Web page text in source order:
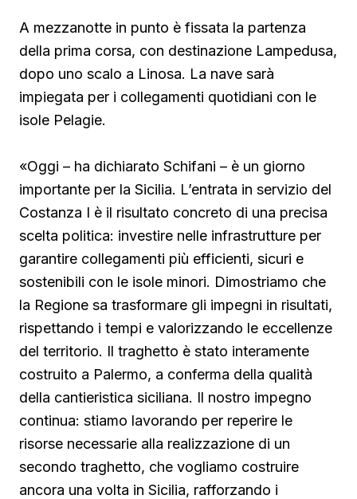
A mezzanotte in punto è fissata la partenza
della prima corsa, con destinazione Lampedusa,
dopo uno scalo a Linosa. La nave sarà
impiegata per i collegamenti quotidiani con le
isole Pelagie.
«Oggi – ha dichiarato Schifani – è un giorno
importante per la Sicilia. L’entrata in servizio del
Costanza I è il risultato concreto di una precisa
scelta politica: investire nelle infrastrutture per
garantire collegamenti più efficienti, sicuri e
sostenibili con le isole minori. Dimostriamo che
la Regione sa trasformare gli impegni in risultati,
rispettando i tempi e valorizzando le eccellenze
del territorio. Il traghetto è stato interamente
costruito a Palermo, a conferma della qualità
della cantieristica siciliana. Il nostro impegno
continua: stiamo lavorando per reperire le
risorse necessarie alla realizzazione di un
secondo traghetto, che vogliamo costruire
ancora una volta in Sicilia, rafforzando i